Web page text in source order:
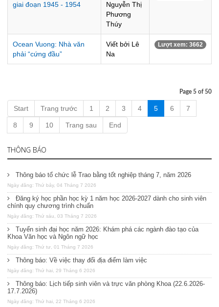
giai đoạn 1945 - 1954
Nguyễn Thị
Phương
Thúy
Ocean Vuong: Nhà văn
phải “cứng đầu”
Viết bởi Lê
Na
Lượt xem: 3662
Page 5 of 50
Start Trang trước 1 2 3 4 5 6 7
8 9 10 Trang sau End
THÔNG BÁO
Thông báo tổ chức lễ Trao bằng tốt nghiệp tháng 7, năm 2026
Ngày đăng: Thứ bảy, 04 Tháng 7 2026
Đăng ký học phần học kỳ 1 năm học 2026-2027 dành cho sinh viên
chính quy chương trình chuẩn
Ngày đăng: Thứ sáu, 03 Tháng 7 2026
Tuyển sinh đại học năm 2026: Khám phá các ngành đào tạo của
Khoa Văn học và Ngôn ngữ học
Ngày đăng: Thứ tư, 01 Tháng 7 2026
Thông báo: Về việc thay đổi địa điểm làm việc
Ngày đăng: Thứ hai, 29 Tháng 6 2026
Thông báo: Lịch tiếp sinh viên và trực văn phòng Khoa (22.6.2026-
17.7.2026)
Ngày đăng: Thứ hai, 22 Tháng 6 2026